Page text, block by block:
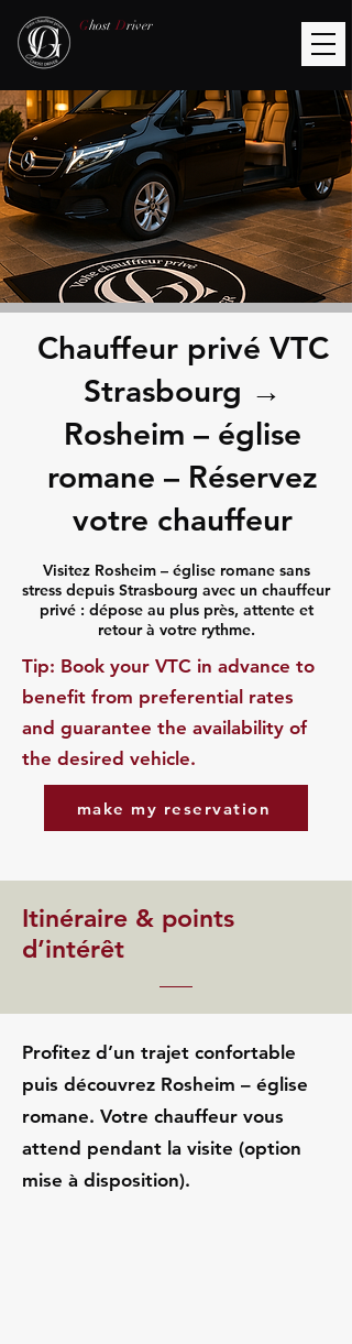
Ghost Driver
Chauffeur privé VTC
Strasbourg →
Rosheim – église
romane – Réservez
votre chauffeur
Visitez Rosheim – église romane sans
stress depuis Strasbourg avec un chauffeur
privé : dépose au plus près, attente et
retour à votre rythme.
​Tip: Book your VTC in advance to
benefit from preferential rates
and guarantee the availability of
the desired vehicle.
make my reservation
Itinéraire & points
d’intérêt
Profitez d’un trajet confortable
puis découvrez Rosheim – église
romane. Votre chauffeur vous
attend pendant la visite (option
mise à disposition).